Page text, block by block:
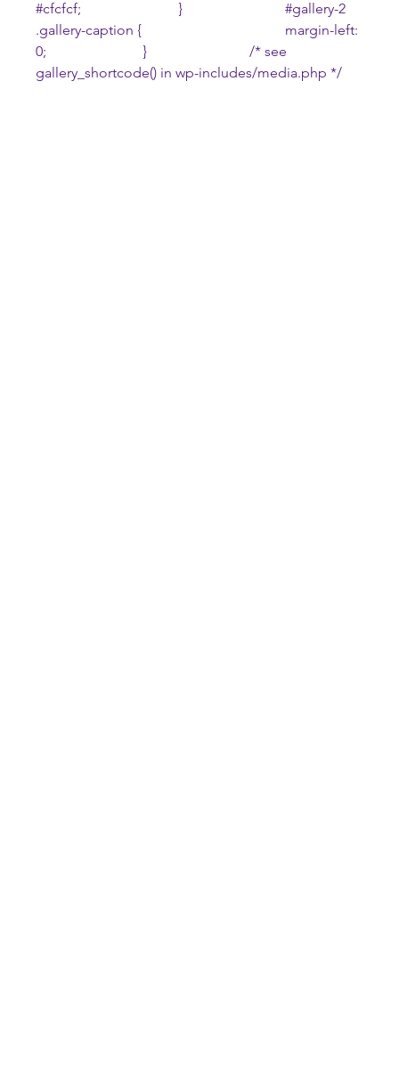
#cfcfcf ;			} #gallery-2
.gallery-caption {				margin-left:
0;			}			/* see
gallery_shortcode() in wp-includes/media.php */